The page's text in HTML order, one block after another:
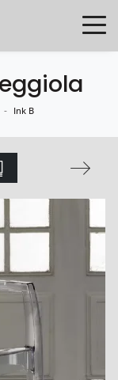
- Ink B